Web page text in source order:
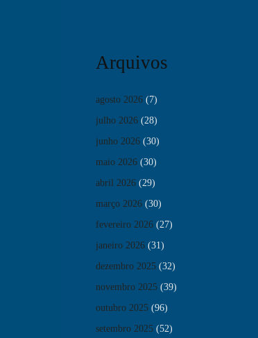
Arquivos
agosto 2026 (7)
julho 2026 (28)
junho 2026 (30)
maio 2026 (30)
abril 2026 (29)
março 2026 (30)
fevereiro 2026 (27)
janeiro 2026 (31)
dezembro 2025 (32)
novembro 2025 (39)
outubro 2025 (96)
setembro 2025 (52)